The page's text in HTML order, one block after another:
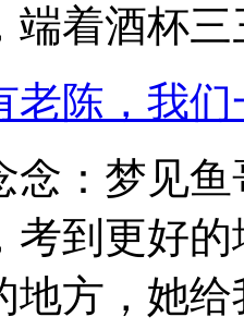
端着酒杯三
老陈，我
念：梦见
考到更好
地方，她